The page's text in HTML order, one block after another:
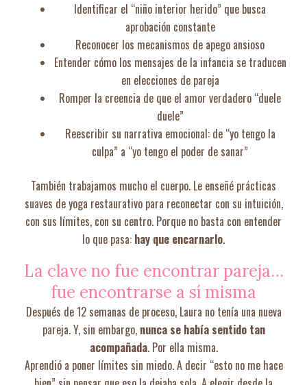
Identificar el “niño interior herido” que busca
aprobación constante
Reconocer los mecanismos de apego ansioso
Entender cómo los mensajes de la infancia se traducen
en elecciones de pareja
Romper la creencia de que el amor verdadero “duele
duele”
Reescribir su narrativa emocional: de “yo tengo la
culpa” a “yo tengo el poder de sanar”
También trabajamos mucho el cuerpo. Le enseñé prácticas
suaves de yoga restaurativo para reconectar con su intuición,
con sus límites, con su centro. Porque no basta con entender
lo que pasa: hay que encarnarlo.
La clave no fue encontrar pareja…
fue encontrarse a sí misma
Después de 12 semanas de proceso, Laura no tenía una nueva
pareja. Y, sin embargo, nunca se había sentido tan
acompañada. Por ella misma.
Aprendió a poner límites sin miedo. A decir “esto no me hace